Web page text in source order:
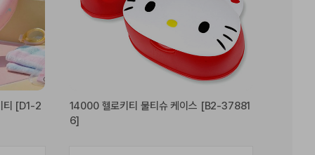
티 [D1-2
14000 헬로키티 물티슈 케이스 [B2-37881
6]